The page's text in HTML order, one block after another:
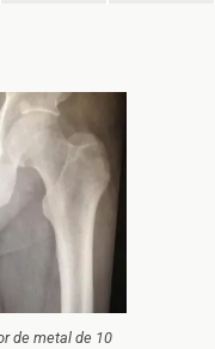
de metal de 10